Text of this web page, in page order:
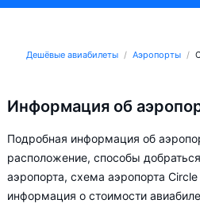
Дешёвые авиабилеты Аэропорты
Информация об
Подробная информация об
расположение, способы
аэропорта, схема аэропорта
информация о стоимости